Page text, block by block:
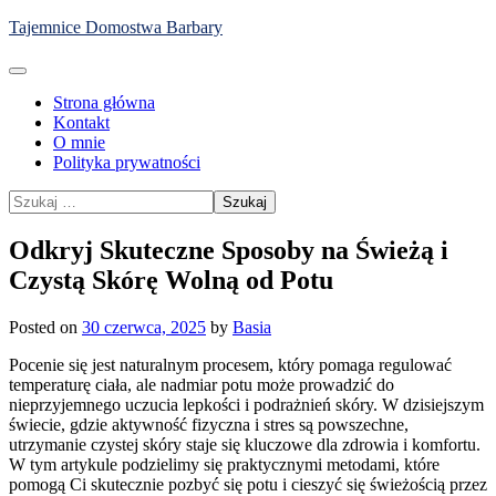
Skip
content
Tajemnice Domostwa Barbary
Strona główna
Kontakt
O mnie
Polityka prywatności
Szukaj:
Odkryj Skuteczne Sposoby na Świeżą i
Czystą Skórę Wolną od Potu
Posted on 30 czerwca, 2025 by Basia
Pocenie się jest naturalnym procesem, który pomaga regulować
temperaturę ciała, ale nadmiar potu może prowadzić do
nieprzyjemnego uczucia lepkości i podrażnień skóry. W dzisiejszym
świecie, gdzie aktywność fizyczna i stres są powszechne,
utrzymanie czystej skóry staje się kluczowe dla zdrowia i komfortu.
W tym artykule podzielimy się praktycznymi metodami, które
pomogą Ci skutecznie pozbyć się potu i cieszyć się świeżością przez